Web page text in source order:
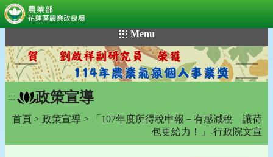
到
主
要
內
容
Menu
::: 政策宣導
首頁 > 政策宣導 > 「107年度所得稅申報－有感減稅 讓荷
包更給力！」-行政院文宣